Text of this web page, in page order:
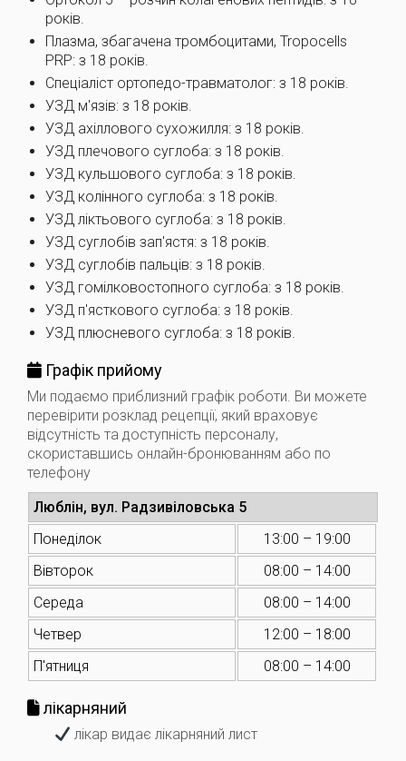
років.
Плазма, збагачена тромбоцитами, Tropocells
PRP: з 18 років.
Спеціаліст ортопедо-травматолог: з 18 років.
УЗД м'язів: з 18 років.
УЗД ахіллового сухожилля: з 18 років.
УЗД плечового суглоба: з 18 років.
УЗД кульшового суглоба: з 18 років.
УЗД колінного суглоба: з 18 років.
УЗД ліктьового суглоба: з 18 років.
УЗД суглобів зап'ястя: з 18 років.
УЗД суглобів пальців: з 18 років.
УЗД гомілковостопного суглоба: з 18 років.
УЗД п'ясткового суглоба: з 18 років.
УЗД плюсневого суглоба: з 18 років.
Графік прийому
Ми подаємо приблизний графік роботи. Ви можете
перевірити розклад рецепції, який враховує
відсутність та доступність персоналу,
скориставшись онлайн-бронюванням або по
телефону
Люблін, вул. Радзивіловська 5
Понеділок
13:00 – 19:00
Вівторок
08:00 – 14:00
Середа
08:00 – 14:00
Четвер
12:00 – 18:00
П'ятниця
08:00 – 14:00
лікарняний
лікар видає лікарняний лист